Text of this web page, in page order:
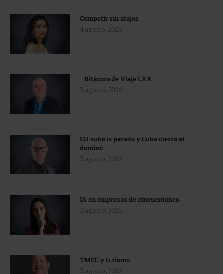
Competir sin atajos
4 agosto, 2026
Bitácora de Viaje LXX
3 agosto, 2026
EU sube la parada y Cuba cierra el
dominó
3 agosto, 2026
IA en empresas de cincuentones
3 agosto, 2026
TMEC y turismo
3 agosto, 2026